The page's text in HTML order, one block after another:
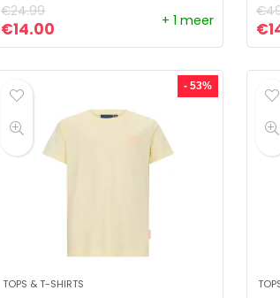
€24.99
Oorspronkelijke prijs was: €24.99.
€14.00 Huidige prijs is: €14.00.
+ 1 meer
€
€
- 53%
TOPS & T-SHIRTS